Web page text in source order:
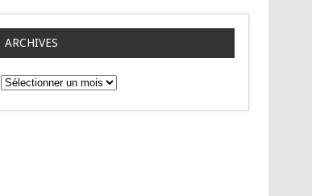
ARCHIVES
A
r
c